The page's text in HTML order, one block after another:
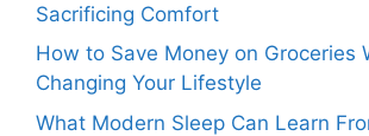
Sacrificing Comfort
How to Save Money on Groceries
Changing Your Lifestyle
What Modern Sleep Can Learn